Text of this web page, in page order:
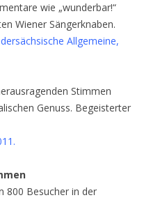
wie „wunderbar!“
Wiener Sängerknaben.
Allgemeine,
Stimmen
Genuss. Begeisterter
800 Besucher in der